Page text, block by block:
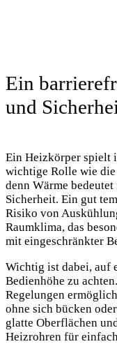
Ein
und
Ein Heizkörper spielt
wichtige Rolle wie
denn Wärme
Sicherheit. Ein gut
Risiko von
Raumklima, das
mit eingeschränkter
Wichtig ist dabei, auf
Bedienhöhe zu
Regelungen
ohne sich bücken
glatte Oberflächen
Heizrohren für